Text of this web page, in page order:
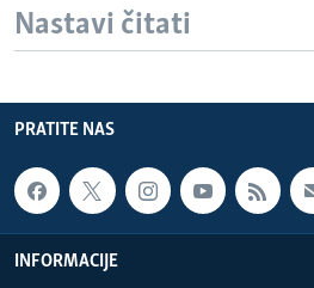
Nastavi čitati
PRATITE NAS
INFORMACIJE